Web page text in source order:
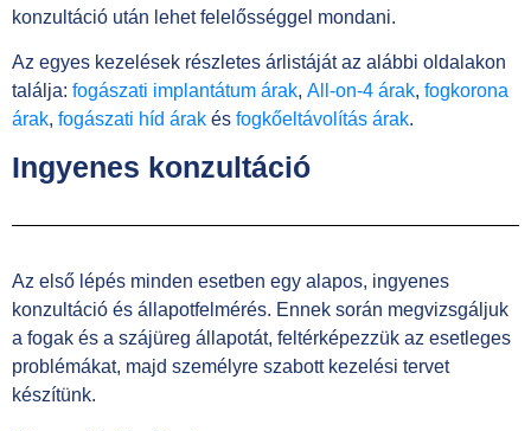
konzultáció után lehet felelősséggel mondani.
Az egyes kezelések részletes árlistáját az alábbi oldalakon
találja: fogászati implantátum árak, All-on-4 árak, fogkorona
árak, fogászati híd árak és fogkőeltávolítás árak.
Ingyenes konzultáció
Az első lépés minden esetben egy alapos, ingyenes
konzultáció és állapotfelmérés. Ennek során megvizsgáljuk
a fogak és a szájüreg állapotát, feltérképezzük az esetleges
problémákat, majd személyre szabott kezelési tervet
készítünk.